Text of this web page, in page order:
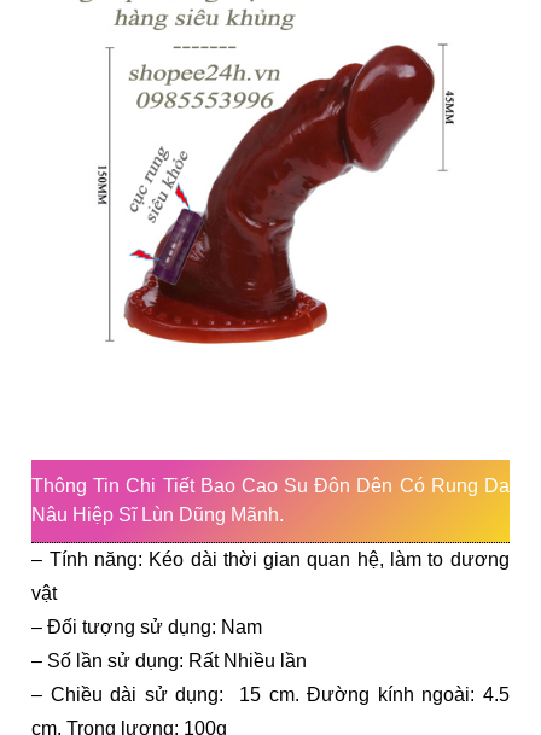
Thông Tin Chi Tiết Bao Cao Su Đôn Dên Có Rung Da
Nâu Hiệp Sĩ Lùn Dũng Mãnh.
– Tính năng: Kéo dài thời gian quan hệ, làm to dương
vật
– Đối tượng sử dụng: Nam
– Số lần sử dụng: Rất Nhiều lần
– Chiều dài sử dụng: 15 cm. Đường kính ngoài: 4.5
cm. Trọng lượng: 100g